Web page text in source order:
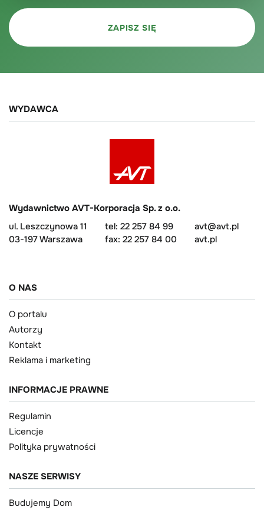
WYDAWCA
Wydawnictwo AVT-Korporacja Sp. z o.o.
ul. Leszczynowa 11
03-197 Warszawa
tel: 22 257 84 99
fax: 22 257 84 00
avt@avt.pl
avt.pl
O NAS
O portalu
Autorzy
Kontakt
Reklama i marketing
INFORMACJE PRAWNE
Regulamin
Licencje
Polityka prywatności
NASZE SERWISY
Budujemy Dom